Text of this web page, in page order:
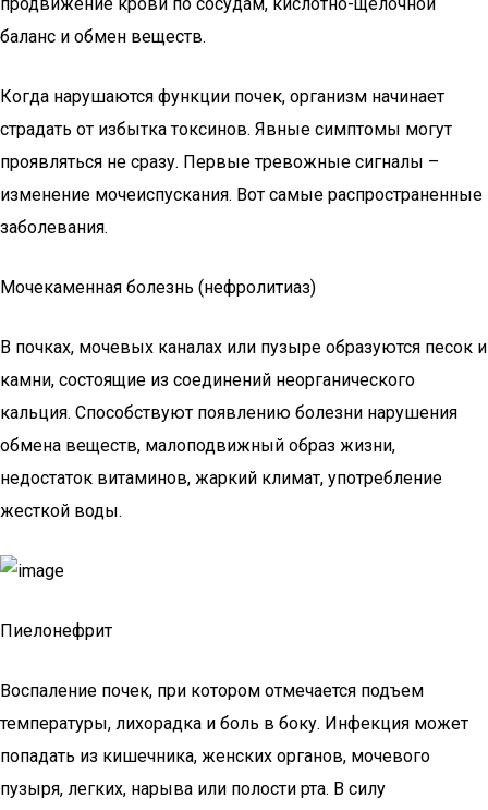
баланс и обмен веществ.
Когда нарушаются функции почек, организм начинает
страдать от избытка токсинов. Явные симптомы могут
проявляться не сразу. Первые тревожные сигналы –
изменение мочеиспускания. Вот самые распространенные
заболевания.
Мочекаменная болезнь (нефролитиаз)
В почках, мочевых каналах или пузыре образуются песок и
камни, состоящие из соединений неорганического
кальция. Способствуют появлению болезни нарушения
обмена веществ, малоподвижный образ жизни,
недостаток витаминов, жаркий климат, употребление
жесткой воды.
Пиелонефрит
Воспаление почек, при котором отмечается подъем
температуры, лихорадка и боль в боку. Инфекция может
попадать из кишечника, женских органов, мочевого
пузыря, легких, нарыва или полости рта. В силу